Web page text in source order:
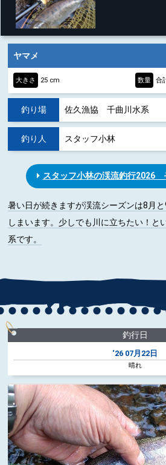
ヤマメ
大きさ 25 cm 数量 合
釣り場 佐久漁協 千曲川水系
釣り人 スタッフ小林
スタッフ小林の渓流釣行2026
暑い日が続きますが渓流シーズンは8月
しまいます。少しでも川に立ちたい！と
系です。
釣行日
‘26 07月22日
晴れ